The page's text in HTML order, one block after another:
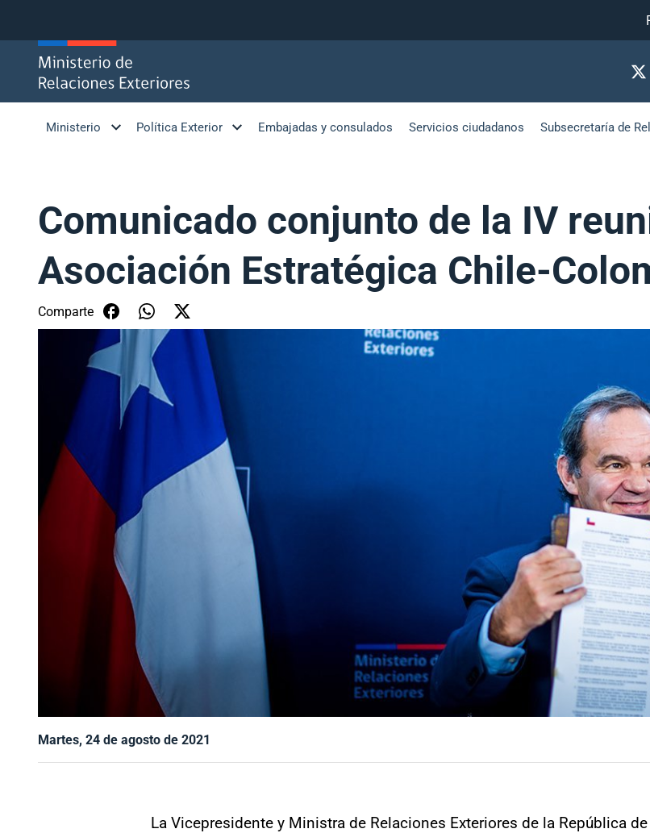
Ministerio Política Exterior Embajadas y consulados Servicios ciudadanos Subsecretaría de
Comunicado conjunto de la IV
Asociación Estratégica Chile-
Comparte
Martes, 24 de agosto de 2021
La Vicepresidente y Ministra de Relaciones Exteriores de la República